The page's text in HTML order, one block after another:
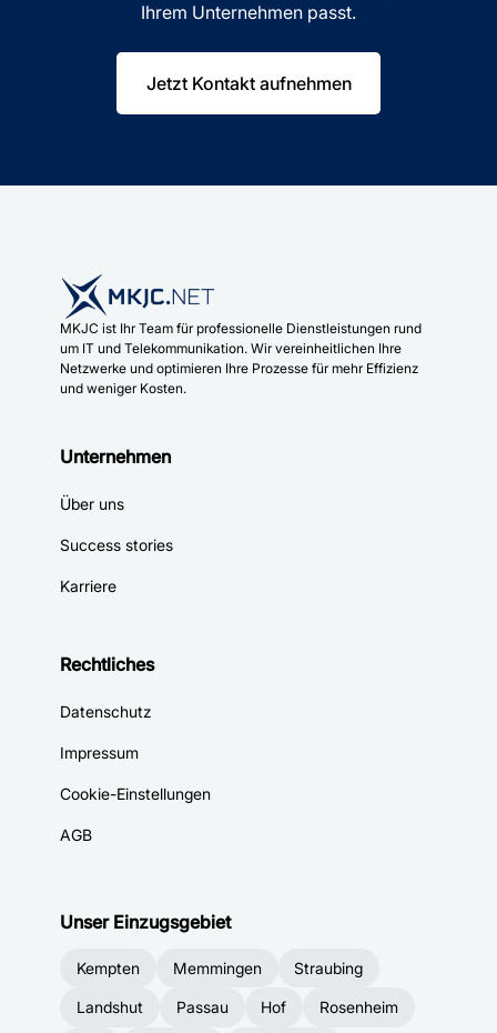
Ihrem Unternehmen passt.
Jetzt Kontakt aufnehmen
MKJC ist Ihr Team für professionelle Dienstleistungen rund
um IT und Telekommunikation. Wir vereinheitlichen Ihre
Netzwerke und optimieren Ihre Prozesse für mehr Effizienz
und weniger Kosten.
Unternehmen
Über uns
Success stories
Karriere
Rechtliches
Datenschutz
Impressum
Cookie-Einstellungen
AGB
Unser Einzugsgebiet
Kempten Memmingen Straubing
Landshut Passau Hof Rosenheim